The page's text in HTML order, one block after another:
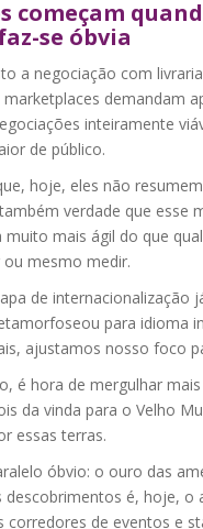
começam
se óbvia
a negociação com
demandam
inteiramente
de público.
hoje, eles não
verdade que esse
muito mais ágil do que
mesmo medir.
de internacionalização
para idioma
ajustamos nosso foco
é hora de mergulhar
da vinda para o Velho
essas terras.
óbvio: o ouro das
é, hoje, o
corredores de eventos e